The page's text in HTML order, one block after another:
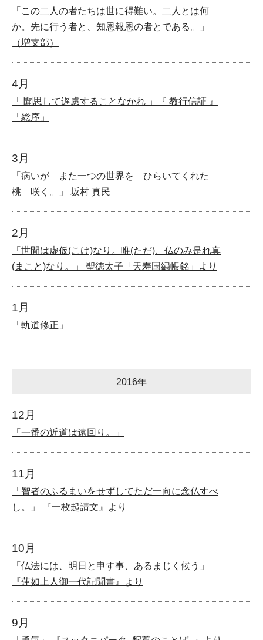
「この二人の者たちは世に得難い。二人とは何
か。先に行う者と、知恩報恩の者とである。」
（増支部）
4月
「 聞思して遅慮することなかれ 」『 教行信証 』
「総序」
3月
「病いが また一つの世界を ひらいてくれた
桃 咲く。」 坂村 真民
2月
「世間は虚仮(こけ)なり。唯(ただ)、仏のみ是れ真
(まこと)なり。」 聖徳太子「天寿国繍帳銘」より
1月
「軌道修正」
2016年
12月
「一番の近道は遠回り。」
11月
「智者のふるまいをせずしてただ一向に念仏すべ
し。」 『一枚起請文』より
10月
「仏法には、明日と申す事、あるまじく候う」
『蓮如上人御一代記聞書』より
9月